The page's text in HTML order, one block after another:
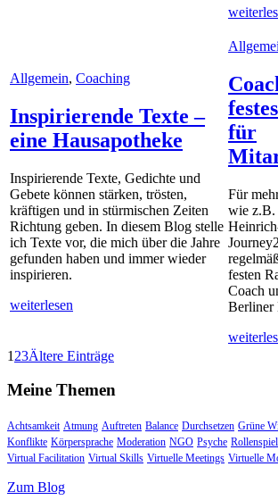
Allgemein, Coaching
Inspirierende Texte –
eine Hausapotheke
Inspirierende Texte, Gedichte und
Gebete können stärken, trösten,
kräftigen und in stürmischen Zeiten
Richtung geben. In diesem Blog stelle
ich Texte vor, die mich über die Jahre
gefunden haben und immer wieder
inspirieren.
weiterlesen
für
Für
wie z.B.
festen
Coach
Berliner
1 23Ältere Einträge
Meine Themen
Achtsamkeit Atmung Auftreten Balance Durchsetzen Grüne
Konflikte Körpersprache Moderation NGO Psyche
Virtual Facilitation Virtual Skills Virtuelle Meetings Virtuelle
Zum Blog